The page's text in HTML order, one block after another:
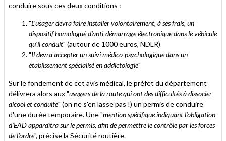
conduire sous ces deux conditions :
"L'usager devra faire installer volontairement, à ses frais, un
dispositif homologué d'anti-démarrage électronique dans le véhicule
qu'il conduit" (autour de 1000 euros, NDLR)
"Il devra accepter un suivi médico-psychologique dans un
établissement spécialisé en addictologie"
Sur le fondement de cet avis médical, le préfet du département
délivrera alors aux "usagers de la route qui ont des difficultés à dissocier
alcool et conduite" (on ne s'en lasse pas !) un permis de conduire
d'une durée temporaire. Une "mention spécifique indiquant l'obligation
d'EAD apparaîtra sur le permis, afin de permettre le contrôle par les forces
de l'ordre", précise la Sécurité routière.